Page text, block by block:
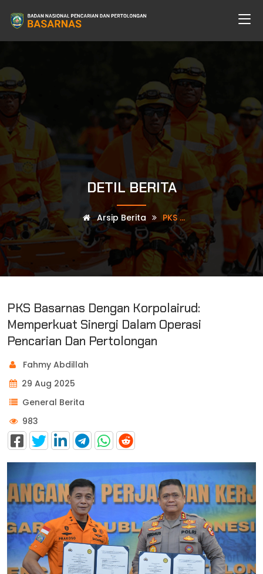
DETIL BERITA
Arsip Berita PKS ...
PKS Basarnas Dengan Korpolairud:
Memperkuat Sinergi Dalam Operasi
Pencarian Dan Pertolongan
Fahmy Abdillah
29 Aug 2025
General Berita
983